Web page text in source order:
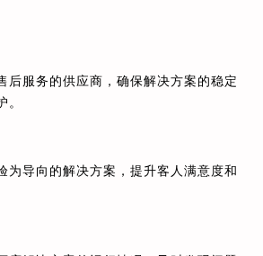
后服务的供应商，确保解决方案的稳定
为导向的解决方案，提升客人满意度和